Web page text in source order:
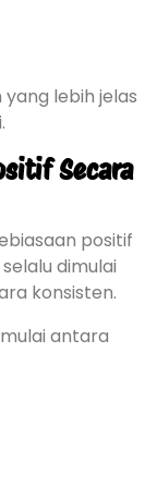
lebih jelas
Secara
positif
dimulai
konsisten.
antara